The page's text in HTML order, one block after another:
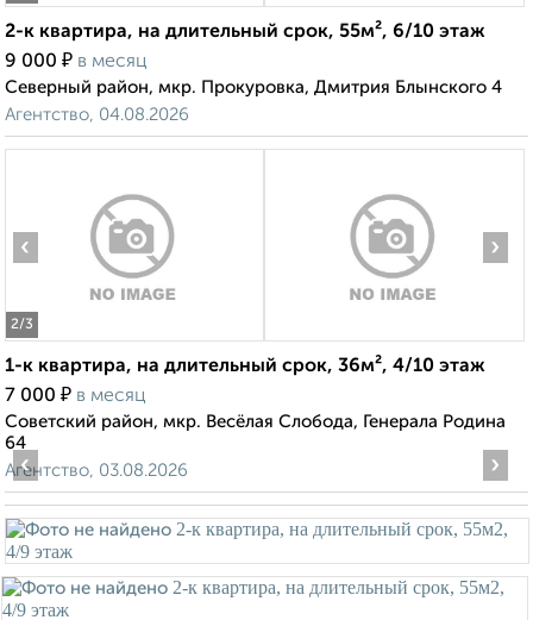
2-к квартира, на длительный срок, 55м², 6/10 этаж
9 000 ₽ в месяц
Северный район, мкр. Прокуровка, Дмитрия Блынского 4
Агентство, 04.08.2026
2/3
‹ ›
1-к квартира, на длительный срок, 36м², 4/10 этаж
7 000 ₽ в месяц
Советский район, мкр. Весёлая Слобода, Генерала Родина
64
Агентство, 03.08.2026
‹ ›